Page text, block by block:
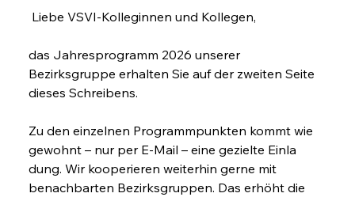
Liebe VSVI-Kolleginnen und Kollegen,
das Jahresprogramm 2026 unserer
Bezirksgruppe erhalten Sie auf der zweiten Seite
dieses Schreibens.
Zu den einzelnen Programmpunkten kommt wie
gewohnt – nur per E-Mail – eine gezielte Einla
dung. Wir kooperieren weiterhin gerne mit
benachbarten Bezirksgruppen. Das erhöht die